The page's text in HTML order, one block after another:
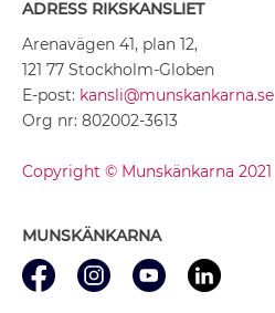
ADRESS RIKSKANSLIET
Arenavägen 41, plan 12,
121 77 Stockholm-Globen
E-post: kansli@munskankarna.se
Org nr: 802002-3613
Copyright © Munskänkarna 2021
MUNSKÄNKARNA